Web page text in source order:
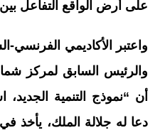
على أرض الواقع التفاعل
واعتبر الأكاديمي
والرئيس السابق لمركز
أن “نموذج التنمية الجديد،
دعا له جلالة الملك، يأخذ في